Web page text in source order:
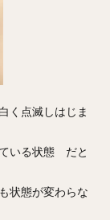
く点滅しはじま
いる状態 だと
状態が変わらな